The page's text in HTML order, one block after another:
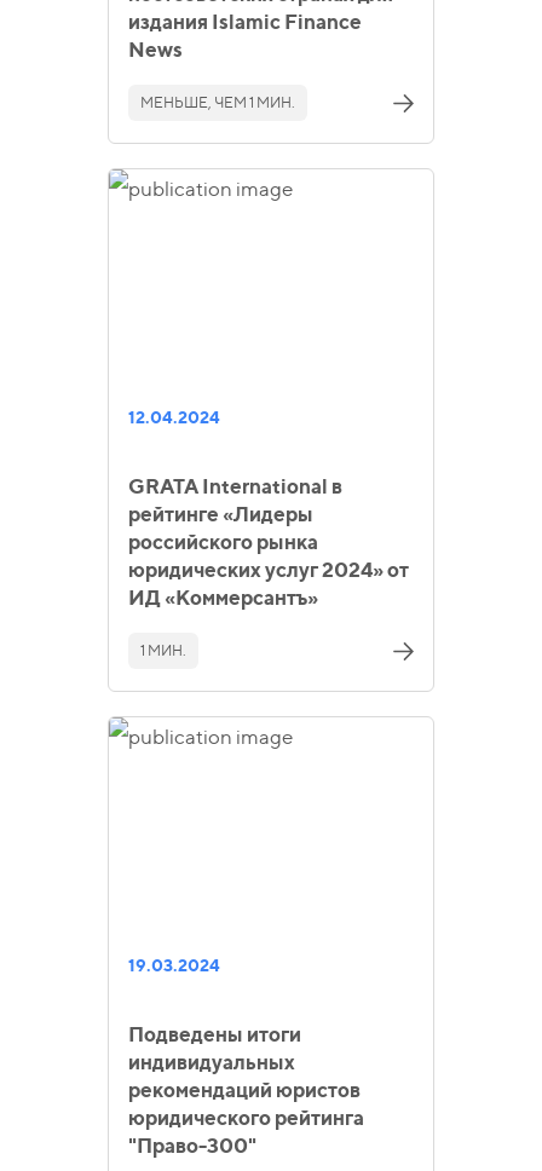
издания Islamic Finance
News
МЕНЬШЕ, ЧЕМ 1 МИН.
12.04.2024
GRATA International в
рейтинге «Лидеры
российского рынка
юридических услуг 2024» от
ИД «Коммерсантъ»
1 МИН.
19.03.2024
Подведены итоги
индивидуальных
рекомендаций юристов
юридического рейтинга
"Право-300"